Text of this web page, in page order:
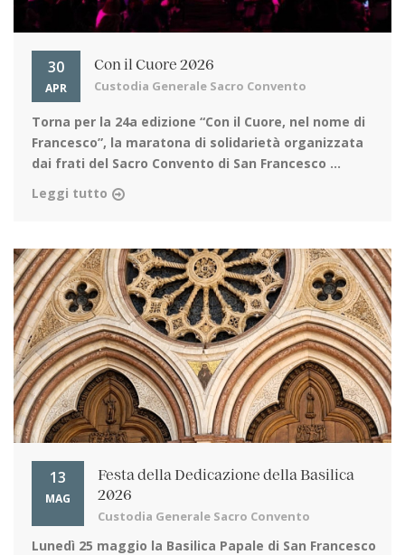
30
APR
Con il Cuore 2026
Custodia Generale Sacro Convento
Torna per la 24a edizione “Con il Cuore, nel nome di
Francesco”, la maratona di solidarietà organizzata
dai frati del Sacro Convento di San Francesco ...
Leggi tutto
13
MAG
Festa della Dedicazione della Basilica
2026
Custodia Generale Sacro Convento
Lunedì 25 maggio la Basilica Papale di San Francesco